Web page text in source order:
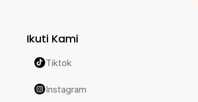
Ikuti Kami
Tiktok
Instagram